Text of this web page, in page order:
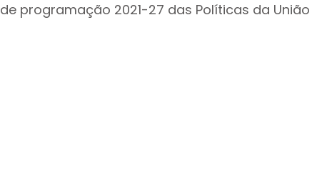
programação 2021-27 das Políticas da União